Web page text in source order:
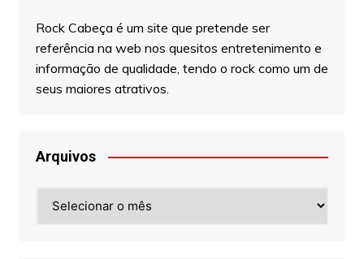
Rock Cabeça é um site que pretende ser
referência na web nos quesitos entretenimento e
informação de qualidade, tendo o rock como um de
seus maiores atrativos.
Arquivos